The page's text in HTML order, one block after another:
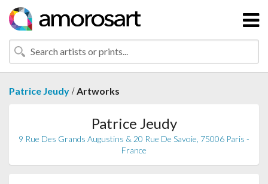
Patrice Jeudy /Artworks
Patrice Jeudy
9 Rue Des Grands Augustins & 20 Rue De Savoie, 75006 Paris -
France